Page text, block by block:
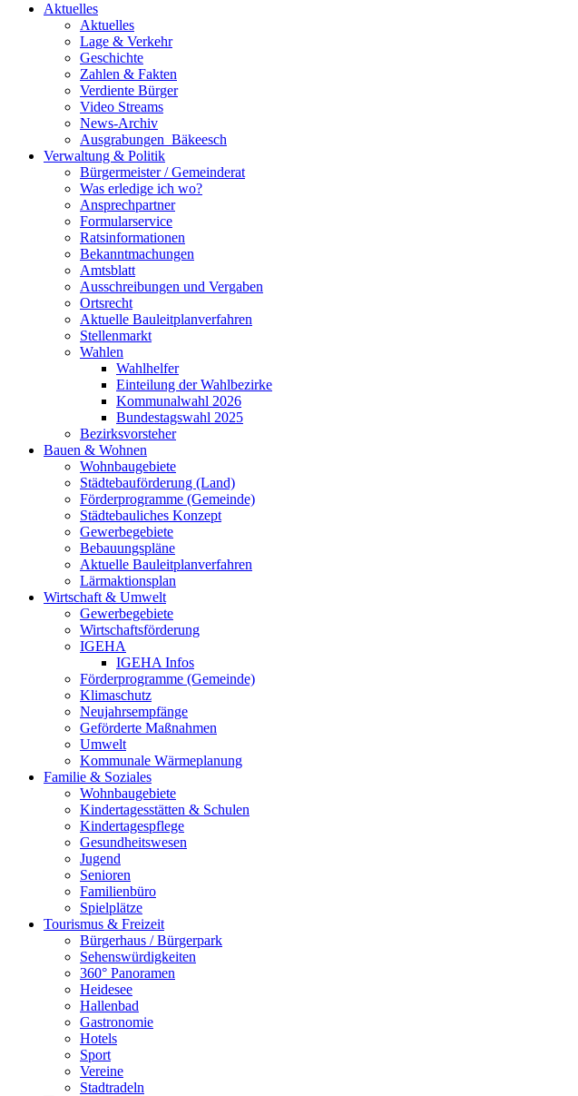
Aktuelles
Aktuelles
Lage & Verkehr
Geschichte
Zahlen & Fakten
Verdiente Bürger
Video Streams
News-Archiv
Ausgrabungen_Bäkeesch
Verwaltung & Politik
Bürgermeister / Gemeinderat
Was erledige ich wo?
Ansprechpartner
Formularservice
Ratsinformationen
Bekanntmachungen
Amtsblatt
Ausschreibungen und Vergaben
Ortsrecht
Aktuelle Bauleitplanverfahren
Stellenmarkt
Wahlen
Wahlhelfer
Einteilung der Wahlbezirke
Kommunalwahl 2026
Bundestagswahl 2025
Bezirksvorsteher
Bauen & Wohnen
Wohnbaugebiete
Städtebauförderung (Land)
Förderprogramme (Gemeinde)
Städtebauliches Konzept
Gewerbegebiete
Bebauungspläne
Aktuelle Bauleitplanverfahren
Lärmaktionsplan
Wirtschaft & Umwelt
Gewerbegebiete
Wirtschaftsförderung
IGEHA
IGEHA Infos
Förderprogramme (Gemeinde)
Klimaschutz
Neujahrsempfänge
Geförderte Maßnahmen
Umwelt
Kommunale Wärmeplanung
Familie & Soziales
Wohnbaugebiete
Kindertagesstätten & Schulen
Kindertagespflege
Gesundheitswesen
Jugend
Senioren
Familienbüro
Spielplätze
Tourismus & Freizeit
Bürgerhaus / Bürgerpark
Sehenswürdigkeiten
360° Panoramen
Heidesee
Hallenbad
Gastronomie
Hotels
Sport
Vereine
Stadtradeln